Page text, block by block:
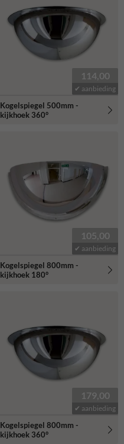
114,00
✔ aanbieding
Kogelspiegel 500mm -
kijkhoek 360°
105,00
✔ aanbieding
Kogelspiegel 800mm -
kijkhoek 180°
179,00
✔ aanbieding
Kogelspiegel 800mm -
kijkhoek 360°